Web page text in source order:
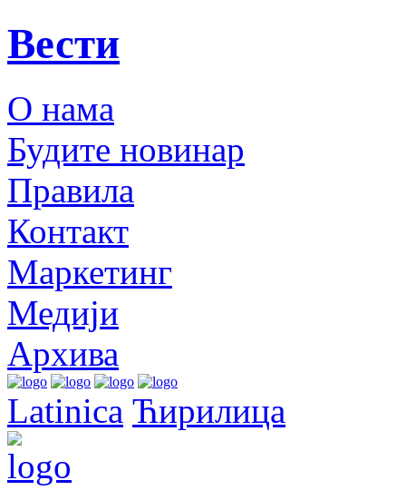
Вести
О нама
Будите новинар
Правила
Контакт
Маркетинг
Медији
Архива
Latinica Ћирилица